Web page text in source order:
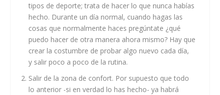
tipos de deporte; trata de hacer lo que nunca habías
hecho. Durante un día normal, cuando hagas las
cosas que normalmente haces pregúntate ¿qué
puedo hacer de otra manera ahora mismo? Hay que
crear la costumbre de probar algo nuevo cada día,
y salir poco a poco de la rutina.
Salir de la zona de confort. Por supuesto que todo
lo anterior -si en verdad lo has hecho- ya habrá